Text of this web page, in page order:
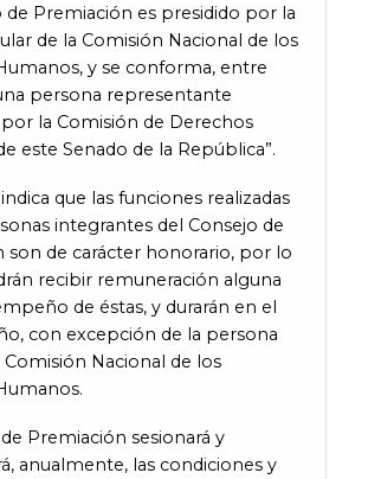
de Premiación es presidido por la
de la Comisión Nacional de los
y se conforma, entre
persona representante
la Comisión de Derechos
este Senado de la República”.
que las funciones realizadas
integrantes del Consejo de
son de carácter honorario, por lo
recibir remuneración alguna
de éstas, y durarán en el
con excepción de la persona
Nacional de los
Premiación sesionará y
anualmente, las condiciones y